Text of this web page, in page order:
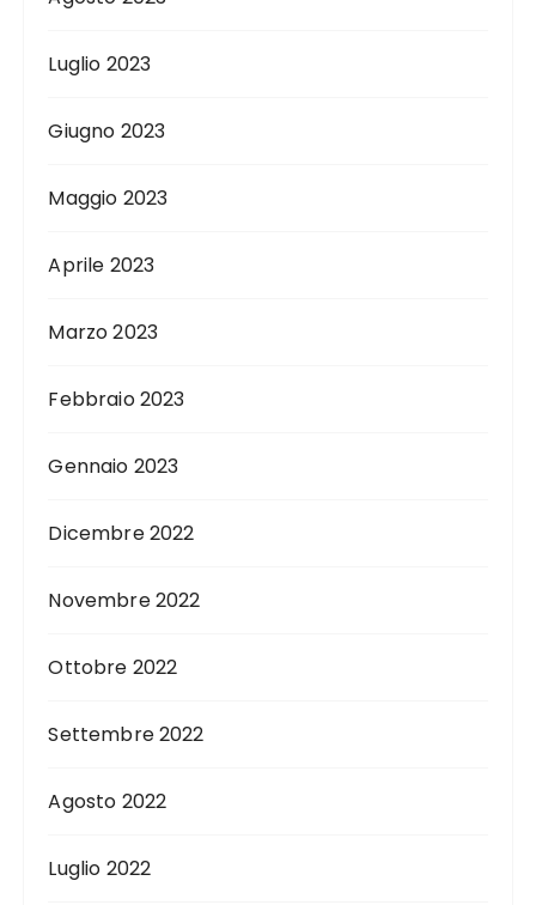
Luglio 2023
Giugno 2023
Maggio 2023
Aprile 2023
Marzo 2023
Febbraio 2023
Gennaio 2023
Dicembre 2022
Novembre 2022
Ottobre 2022
Settembre 2022
Agosto 2022
Luglio 2022